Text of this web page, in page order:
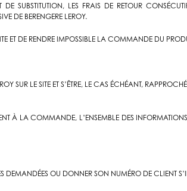
SUBSTITUTION, LES FRAIS DE RETOUR
DE BERENGERE LEROY.
ET DE RENDRE IMPOSSIBLE LA COMMANDE DU
SUR LE SITE ET S’ÊTRE, LE CAS ÉCHÉANT,
À LA COMMANDE, L’ENSEMBLE DES
DEMANDÉES OU DONNER SON NUMÉRO DE CLIENT